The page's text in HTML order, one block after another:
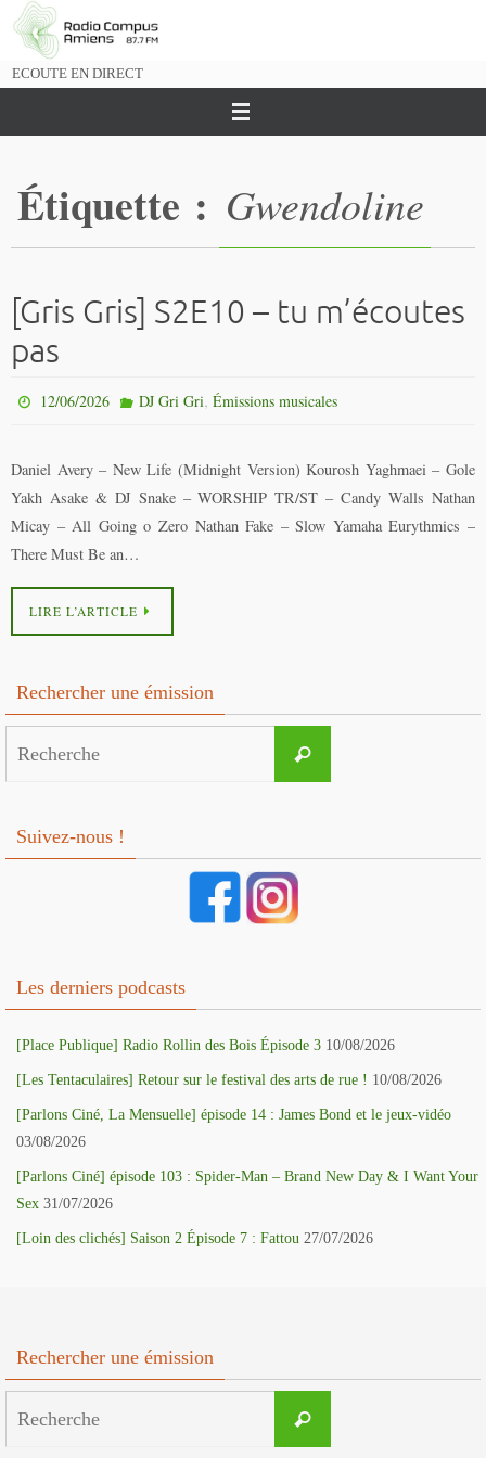
Passer
vers
ECOUTE EN DIRECT
Étiquette : Gwendoline
[Gris Gris] S2E10 – tu m’écoutes
pas
12/06/2026 DJ Gri Gri, Émissions musicales
Daniel Avery – New Life (Midnight Version) Kourosh Yaghmaei – Gole
Yakh Asake & DJ Snake – WORSHIP TR/ST – Candy Walls Nathan
Micay – All Going o Zero Nathan Fake – Slow Yamaha Eurythmics –
There Must Be an…
LIRE L’ARTICLE
Rechercher une émission
Recherche
Suivez-nous !
Les derniers podcasts
[Place Publique] Radio Rollin des Bois Épisode 3 10/08/2026
[Les Tentaculaires] Retour sur le festival des arts de rue ! 10/08/2026
[Parlons Ciné, La Mensuelle] épisode 14 : James Bond et le jeux-vidéo
03/08/2026
[Parlons Ciné] épisode 103 : Spider-Man – Brand New Day & I Want Your
Sex 31/07/2026
[Loin des clichés] Saison 2 Épisode 7 : Fattou 27/07/2026
Rechercher une émission
Recherche